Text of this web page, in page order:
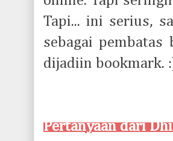
Tapi... ini serius,
sebagai
dijadiin bookmark.
Pertanyaan dari